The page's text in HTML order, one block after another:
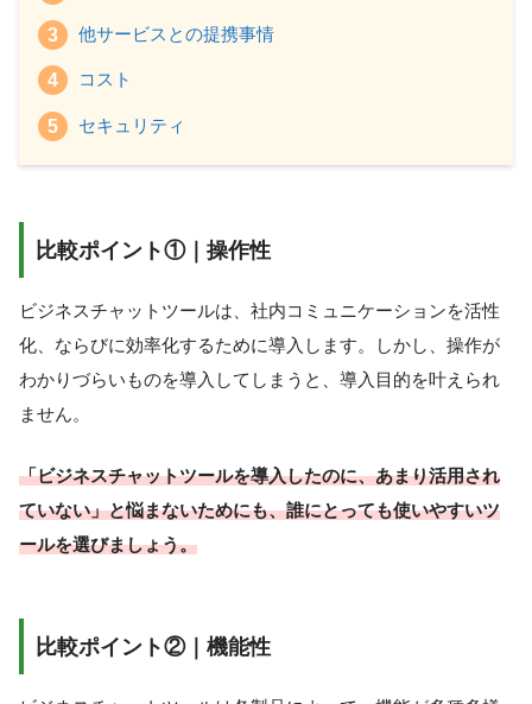
他サービスとの提携事情
コスト
セキュリティ
比較ポイント①｜操作性
ビジネスチャットツールは、社内コミュニケーションを活性
化、ならびに効率化するために導入します。しかし、操作が
わかりづらいものを導入してしまうと、導入目的を叶えられ
ません。
「ビジネスチャットツールを導入したのに、あまり活用され
ていない」と悩まないためにも、誰にとっても使いやすいツ
ールを選びましょう。
比較ポイント②｜機能性